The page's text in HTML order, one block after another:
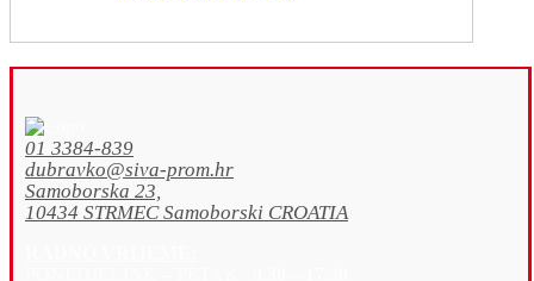
01 3384-839
dubravko@siva-prom.hr
Samoborska 23,
10434 STRMEC Samoborski CROATIA